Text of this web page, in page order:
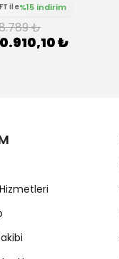
ile%15 indirim
₺
₺